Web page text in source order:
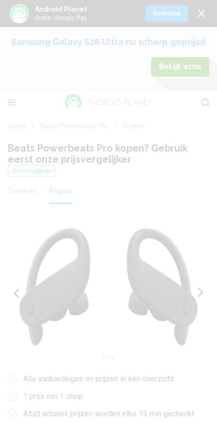
Android Planet
Gratis - Google Play
Download
Samsung Galaxy S26 Ultra nu scherp geprijsd
Bekijk actie
Beats Powerbeats Pro kopen? Gebruik
eerst onze prijsvergelijker
Verkrijgbaar
Prijzen
Alle aanbiedingen en prijzen in één overzicht
1 prijs van 1 shop
Altijd actueel: prijzen worden elke 15 min gecheckt